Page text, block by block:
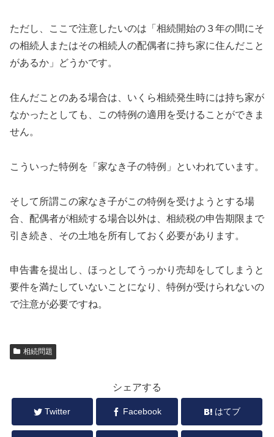
ただし、ここで注意したいのは「相続開始の３年の間にそ
の相続人またはその相続人の配偶者に持ち家に住んだこと
があるか」どうかです。
住んだことのある場合は、いくら相続発生時には持ち家が
なかったとしても、この特例の適用を受けることができま
せん。
こういった特例を「家なき子の特例」といわれています。
そして所謂この家なき子がこの特例を受けようとする場
合、配偶者が相続する場合以外は、相続税の申告期限まで
引き続き、その土地を所有しておく必要があります。
申告書を提出し、ほっとしてうっかり売却をしてしまうと
要件を満たしていないことになり、特例が受けられないの
で注意が必要ですね。
相続問題
シェアする
Twitter Facebook はてブ